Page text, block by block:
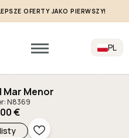
OFERTY JAKO PIERWSZY!
PL
Mar Menor
N8369
€